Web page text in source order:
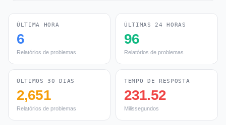
ÚLTIMA HORA
6
Relatórios de problemas
ÚLTIMAS 24 HORAS
96
Relatórios de problemas
ÚLTIMOS 30 DIAS
2,651
Relatórios de problemas
TEMPO DE RESPOSTA
231.52
Milissegundos